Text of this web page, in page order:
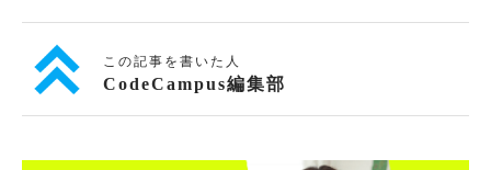
この記事を書いた人
CodeCampus編集部